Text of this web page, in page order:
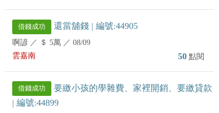
借錢成功 還當舖錢 | 編號:44905
啊諺 ／ ＄ 5萬 ／ 08/09
雲嘉南
50 點閱
借錢成功
要繳小孩的學雜費、家裡開銷、要繳貸款
| 編號:44899